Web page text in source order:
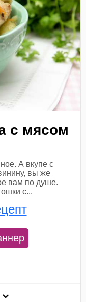
с мясом
А вкупе с
вы же
вам по душе.
с...